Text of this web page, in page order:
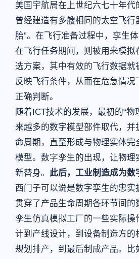
美国宇航局在上世纪六七十年代
曾经建造有多艘相同的太空飞行
胎”。在飞行准备过程中，孪生
在飞行任务期间，则被用来模拟
选方案，其中有效的飞行数据就
反映飞行条件，从而在危急情况
正确判断。
随着ICT技术的发展，最初的“物
来越多的数字模型部件取代，并
命周期，直至形成与物理实体完
模型。数字孪生的出现，让物理
新替身。 此后，工业制造成为数
西门子可以说是数字孪生的忠实
贯穿了产品生命周期各环节间的
孪生仿真模拟工厂的一些实际操
计到产线设计，到设备制造方的
规划排产，到最后制成产品。比